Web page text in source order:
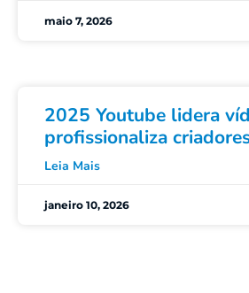
maio 7, 2026
2025 Youtube lidera
profissionaliza
Leia Mais
janeiro 10, 2026